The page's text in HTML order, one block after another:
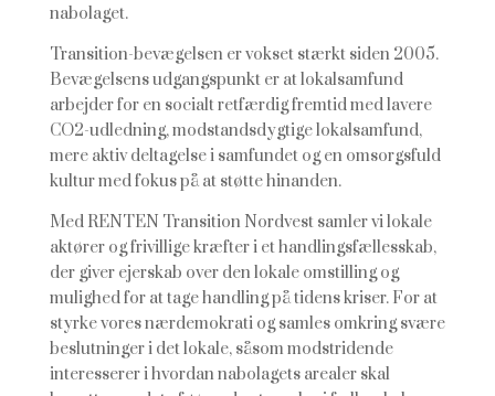
nabolaget.
Transition-bevægelsen er vokset stærkt siden 2005.
Bevægelsens udgangspunkt er at lokalsamfund
arbejder for en socialt retfærdig fremtid med lavere
CO2-udledning, modstandsdygtige lokalsamfund,
mere aktiv deltagelse i samfundet og en omsorgsfuld
kultur med fokus på at støtte hinanden.
Med RENTEN Transition Nordvest samler vi lokale
aktører og frivillige kræfter i et handlingsfællesskab,
der giver ejerskab over den lokale omstilling og
mulighed for at tage handling på tidens kriser. For at
styrke vores nærdemokrati og samles omkring svære
beslutninger i det lokale, såsom modstridende
interesserer i hvordan nabolagets arealer skal